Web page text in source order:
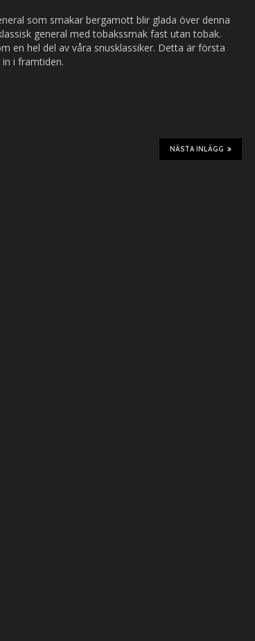
som smakar bergamott blir glada över denna
general med tobakssmak fast utan tobak.
en hel del av våra snusklassiker. Detta är första
i framtiden.
NÄSTA INLÄGG